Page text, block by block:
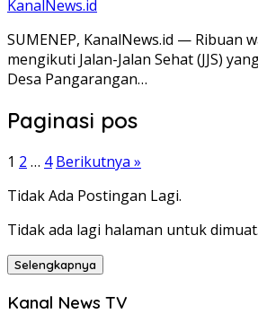
KanalNews.id
SUMENEP, KanalNews.id — Ribuan
mengikuti Jalan-Jalan Sehat (JJS)
Desa Pangarangan…
Paginasi pos
1 2 … 4 Berikutnya »
Tidak Ada Postingan Lagi.
Tidak ada lagi halaman untuk dimuat.
Selengkapnya
Kanal News TV